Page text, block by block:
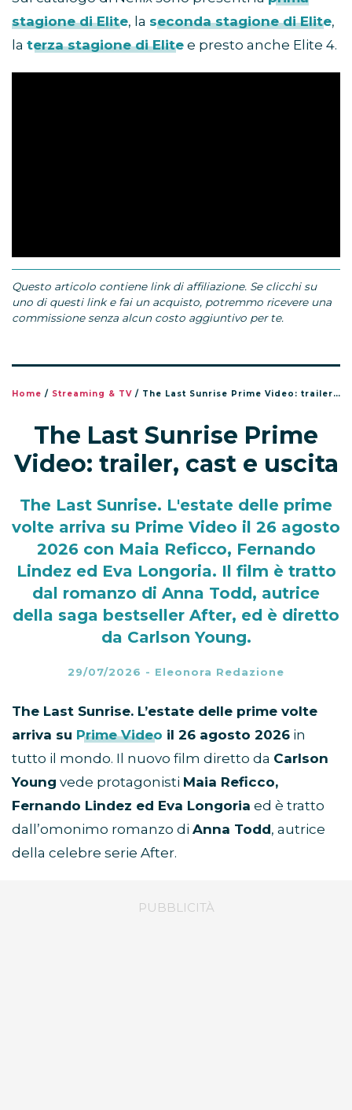
stagione di Elite, la seconda stagione di Elite,
la terza stagione di Elite e presto anche Elite 4.
Questo articolo contiene link di affiliazione. Se clicchi su
uno di questi link e fai un acquisto, potremmo ricevere una
commissione senza alcun costo aggiuntivo per te.
Home / Streaming & TV / The Last Sunrise Prime Video: trailer, cast e uscita
The Last Sunrise Prime
Video: trailer, cast e uscita
The Last Sunrise. L'estate delle prime
volte arriva su Prime Video il 26 agosto
2026 con Maia Reficco, Fernando
Lindez ed Eva Longoria. Il film è tratto
dal romanzo di Anna Todd, autrice
della saga bestseller After, ed è diretto
da Carlson Young.
29/07/2026 - Eleonora Redazione
The Last Sunrise. L’estate delle prime volte
arriva su Prime Video il 26 agosto 2026 in
tutto il mondo. Il nuovo film diretto da Carlson
Young vede protagonisti Maia Reficco,
Fernando Lindez ed Eva Longoria ed è tratto
dall’omonimo romanzo di Anna Todd, autrice
della celebre serie After.